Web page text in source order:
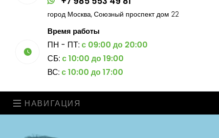
город Москва, Союзный проспект дом 22
Время работы
ПН - ПТ: с 09:00 до 20:00
СБ: с 10:00 до 19:00
ВС: с 10:00 до 17:00
НАВИГАЦИЯ